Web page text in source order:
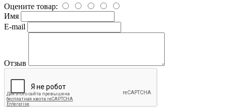
Оцените товар:
Имя
E-mail
Отзыв